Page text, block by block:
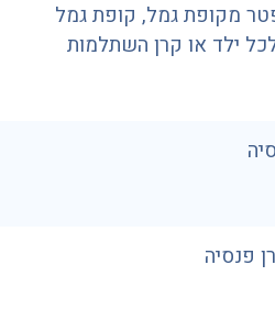
מקופת גמל, קופת גמל
ילד או קרן השתלמות
פנסיה